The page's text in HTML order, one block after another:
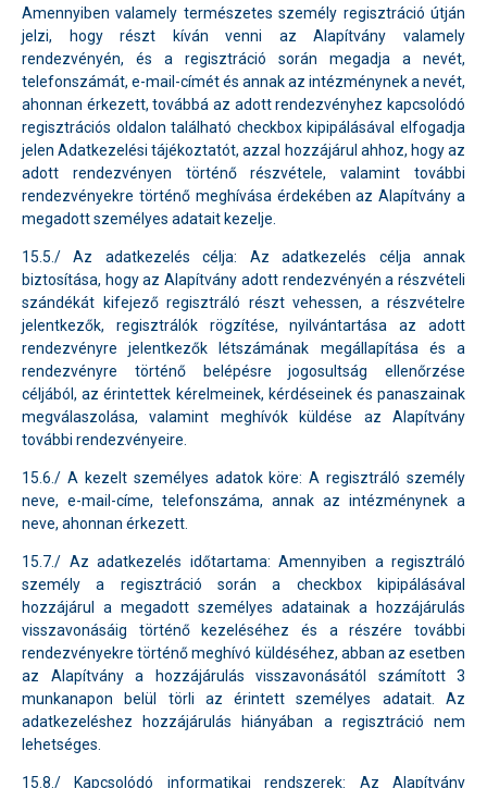
Amennyiben valamely természetes személy regisztráció útján
jelzi, hogy részt kíván venni az Alapítvány valamely
rendezvényén, és a regisztráció során megadja a nevét,
telefonszámát, e-mail-címét és annak az intézménynek a nevét,
ahonnan érkezett, továbbá az adott rendezvényhez kapcsolódó
regisztrációs oldalon található checkbox kipipálásával elfogadja
jelen Adatkezelési tájékoztatót, azzal hozzájárul ahhoz, hogy az
adott rendezvényen történő részvétele, valamint további
rendezvényekre történő meghívása érdekében az Alapítvány a
megadott személyes adatait kezelje.
15.5./ Az adatkezelés célja: Az adatkezelés célja annak
biztosítása, hogy az Alapítvány adott rendezvényén a részvételi
szándékát kifejező regisztráló részt vehessen, a részvételre
jelentkezők, regisztrálók rögzítése, nyilvántartása az adott
rendezvényre jelentkezők létszámának megállapítása és a
rendezvényre történő belépésre jogosultság ellenőrzése
céljából, az érintettek kérelmeinek, kérdéseinek és panaszainak
megválaszolása, valamint meghívók küldése az Alapítvány
további rendezvényeire.
15.6./ A kezelt személyes adatok köre: A regisztráló személy
neve, e-mail-címe, telefonszáma, annak az intézménynek a
neve, ahonnan érkezett.
15.7./ Az adatkezelés időtartama: Amennyiben a regisztráló
személy a regisztráció során a checkbox kipipálásával
hozzájárul a megadott személyes adatainak a hozzájárulás
visszavonásáig történő kezeléséhez és a részére további
rendezvényekre történő meghívó küldéséhez, abban az esetben
az Alapítvány a hozzájárulás visszavonásától számított 3
munkanapon belül törli az érintett személyes adatait. Az
adatkezeléshez hozzájárulás hiányában a regisztráció nem
lehetséges.
15.8./ Kapcsolódó informatikai rendszerek: Az Alapítvány